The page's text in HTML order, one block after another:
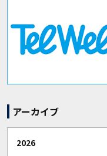
アーカイブ
2026